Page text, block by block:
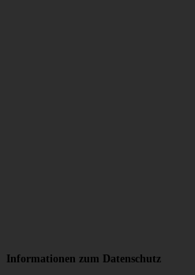
Informationen zum Datenschutz